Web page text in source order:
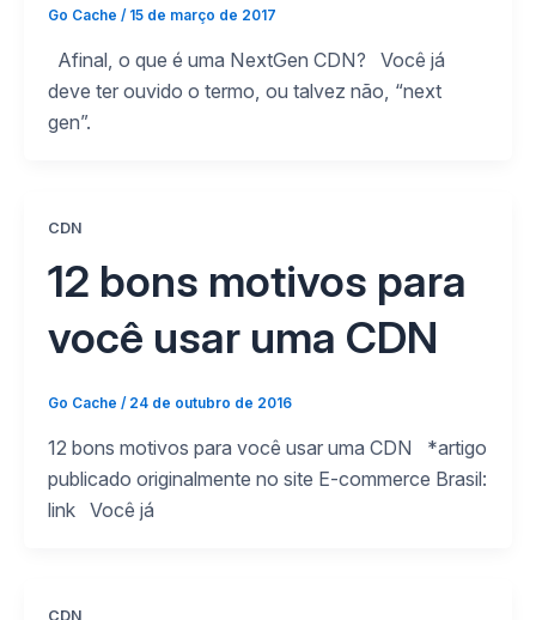
Go Cache / 15 de março de 2017
Afinal, o que é uma NextGen CDN? Você já
deve ter ouvido o termo, ou talvez não, “next
gen”.
CDN
12 bons motivos para
você usar uma CDN
Go Cache / 24 de outubro de 2016
12 bons motivos para você usar uma CDN *artigo
publicado originalmente no site E-commerce Brasil:
link Você já
CDN